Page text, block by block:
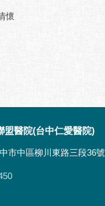
懷
盟醫院(台中仁愛醫院)
市中區柳川東路三段36號